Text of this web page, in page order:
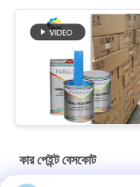
কার পেইন্ট বেসকোট